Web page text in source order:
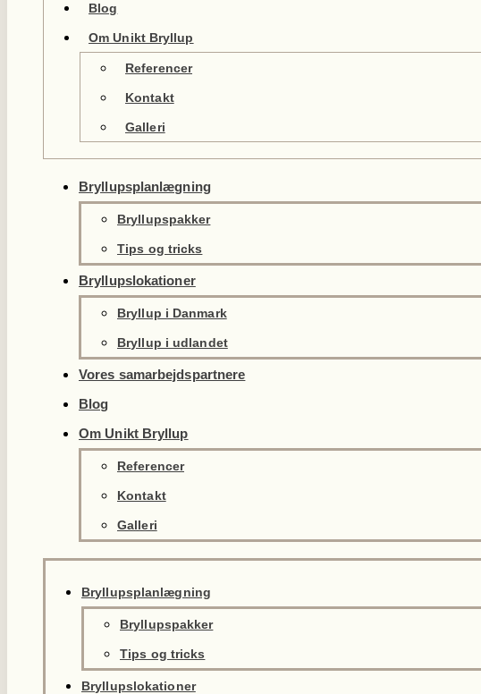
Blog
Om Unikt Bryllup
Referencer
Kontakt
Galleri
Bryllupsplanlægning
Bryllupspakker
Tips og tricks
Bryllupslokationer
Bryllup i Danmark
Bryllup i udlandet
Vores samarbejdspartnere
Blog
Om Unikt Bryllup
Referencer
Kontakt
Galleri
Bryllupsplanlægning
Bryllupspakker
Tips og tricks
Bryllupslokationer